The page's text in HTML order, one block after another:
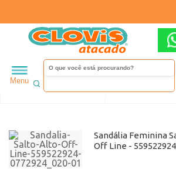
Menu
Feminino Off line
Ordenar Filtrar
Sandália Feminina
Off Line -